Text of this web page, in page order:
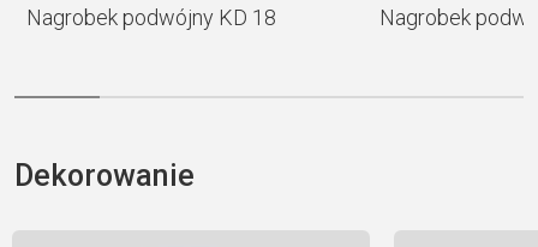
Nagrobek podwójny KD 18 Nagrobek
Dekorowanie